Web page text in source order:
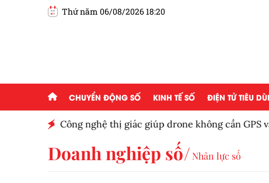
Thứ năm 06/08/2026 18:20
CHUYỂN ĐỘNG SỐ KINH TẾ SỐ ĐIỆN TỬ TIÊU
Công nghệ thị giác giúp drone không cần GPS
Doanh nghiệp số Nhân lực số